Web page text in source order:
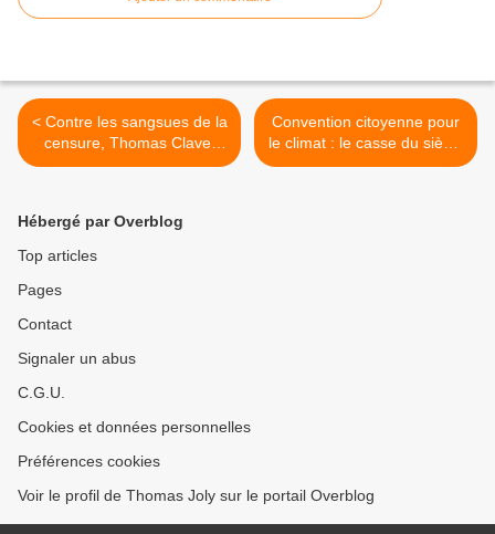
< Contre les sangsues de la
censure, Thomas Clavel
publie son premier roman :
Convention citoyenne pour
le climat : le casse du siècle
! >
Hébergé par Overblog
Top articles
Pages
Contact
Signaler un abus
C.G.U.
Cookies et données personnelles
Préférences cookies
Voir le profil de Thomas Joly sur le portail Overblog